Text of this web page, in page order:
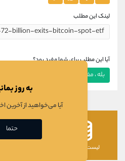
لینک این مطلب
آیا این مطلب برای شما مفید بود؟
بله ، مفید بود
لیست رمزارزها
به روز
آیا می‌خواهید از آخرین
حتما